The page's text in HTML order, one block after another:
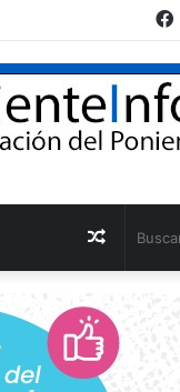
al
azar